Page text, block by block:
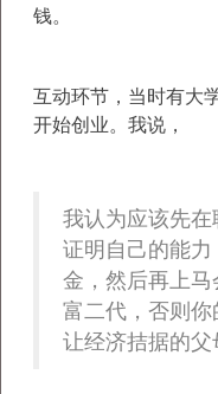
钱。
互动环节，当时有大
开始创业。我说，
我认为应该先
证明自己的能
金，然后再上
富二代，否则
让经济拮据的父